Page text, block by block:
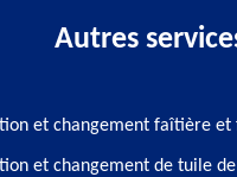
Autres
et changement faîtière et
et changement de tuile